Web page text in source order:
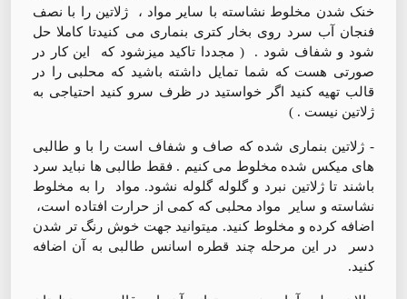
خنک شدن مخلوط نشاسته با سایر مواد ، ژلاتین را با نصف
فنجان آب سرد روی بخار کتری بنماری می کنیدتا کاملا حل
شود و شفاف شود . ‌ ( مجددا تاکید میزشود که این کار در
صورتی هست که شما تمایل داشته باشید که محلبی را در
قالب تهیه کنید اگر خواستید در ظرف سرو کنید احتیاجی به
ژلاتین نیست . )
- ژلاتین بنماری شده که صاف و شفاف است را با و طالبی
های میکس شده مخلوط می کنیم . فقط طالبی ها نباید سرد
باشند تا ژلاتین نبرد و گلوله گلوله نشود. مواد را به مخلوط
نشاسته و سایر مواد محلبی که کمی از حرارت افتاده است،
اضافه کرده و مخلوط کنید. میتوانید جهت خوش رنگ تر شدن
دسر در این مرحله چند قطره اسانس طالبی به آن اضافه
کنید.